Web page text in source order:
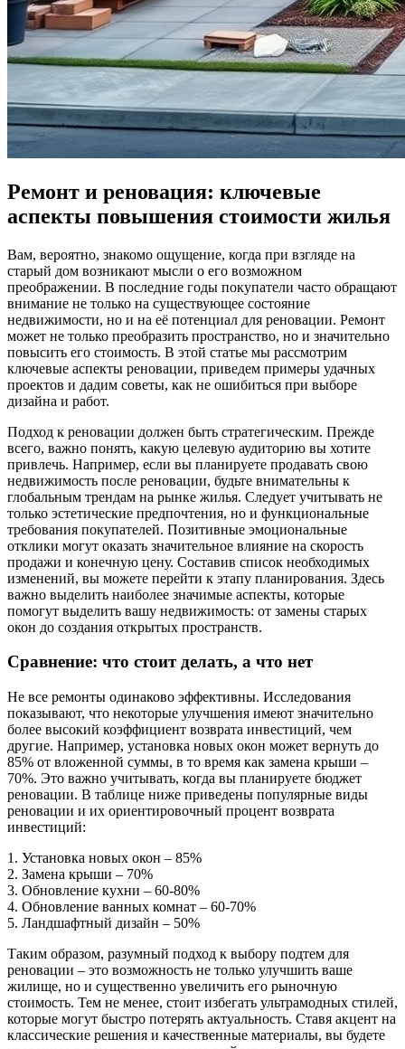
Ремонт и реновация: ключевые
аспекты повышения стоимости жилья
Вам, вероятно, знакомо ощущение, когда при взгляде на
старый дом возникают мысли о его возможном
преображении. В последние годы покупатели часто обращают
внимание не только на существующее состояние
недвижимости, но и на её потенциал для реновации. Ремонт
может не только преобразить пространство, но и значительно
повысить его стоимость. В этой статье мы рассмотрим
ключевые аспекты реновации, приведем примеры удачных
проектов и дадим советы, как не ошибиться при выборе
дизайна и работ.
Подход к реновации должен быть стратегическим. Прежде
всего, важно понять, какую целевую аудиторию вы хотите
привлечь. Например, если вы планируете продавать свою
недвижимость после реновации, будьте внимательны к
глобальным трендам на рынке жилья. Следует учитывать не
только эстетические предпочтения, но и функциональные
требования покупателей. Позитивные эмоциональные
отклики могут оказать значительное влияние на скорость
продажи и конечную цену. Составив список необходимых
изменений, вы можете перейти к этапу планирования. Здесь
важно выделить наиболее значимые аспекты, которые
помогут выделить вашу недвижимость: от замены старых
окон до создания открытых пространств.
Сравнение: что стоит делать, а что нет
Не все ремонты одинаково эффективны. Исследования
показывают, что некоторые улучшения имеют значительно
более высокий коэффициент возврата инвестиций, чем
другие. Например, установка новых окон может вернуть до
85% от вложенной суммы, в то время как замена крыши –
70%. Это важно учитывать, когда вы планируете бюджет
реновации. В таблице ниже приведены популярные виды
реновации и их ориентировочный процент возврата
инвестиций:
1. Установка новых окон – 85%
2. Замена крыши – 70%
3. Обновление кухни – 60-80%
4. Обновление ванных комнат – 60-70%
5. Ландшафтный дизайн – 50%
Таким образом, разумный подход к выбору подтем для
реновации – это возможность не только улучшить ваше
жилище, но и существенно увеличить его рыночную
стоимость. Тем не менее, стоит избегать ультрамодных стилей,
которые могут быстро потерять актуальность. Ставя акцент на
классические решения и качественные материалы, вы будете